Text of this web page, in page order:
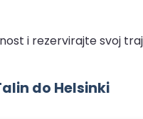
i rezervirajte svoj
do Helsinki